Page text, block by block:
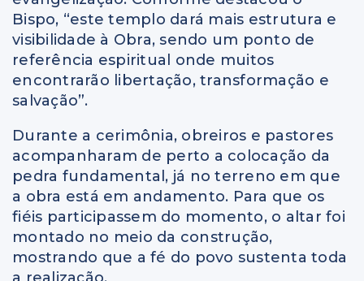
Bispo, “este templo dará mais estrutura e
visibilidade à Obra, sendo um ponto de
referência espiritual onde muitos
encontrarão libertação, transformação e
salvação”.
Durante a cerimônia, obreiros e pastores
acompanharam de perto a colocação da
pedra fundamental, já no terreno em que
a obra está em andamento. Para que os
fiéis participassem do momento, o altar foi
montado no meio da construção,
mostrando que a fé do povo sustenta toda